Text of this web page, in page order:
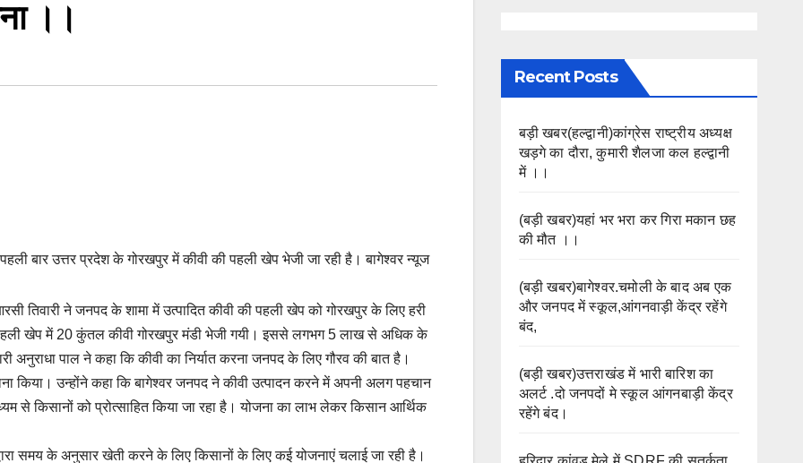
।।
बार उत्तर प्रदेश के गोरखपुर में कीवी की पहली खेप भेजी जा रही है। बागेश्वर न्यूज
तिवारी ने जनपद के शामा में उत्पादित कीवी की पहली खेप को गोरखपुर के लिए हरी
खेप में 20 कुंतल कीवी गोरखपुर मंडी भेजी गयी। इससे लगभग 5 लाख से अधिक के
अनुराधा पाल ने कहा कि कीवी का निर्यात करना जनपद के लिए गौरव की बात है।
किया। उन्होंने कहा कि बागेश्वर जनपद ने कीवी उत्पादन करने में अपनी अलग पहचान
से किसानों को प्रोत्साहित किया जा रहा है। योजना का लाभ लेकर किसान आर्थिक
समय के अनुसार खेती करने के लिए किसानों के लिए कई योजनाएं चलाई जा रही है।
Recent Posts
बड़ी खबर(हल्द्वानी)कांग्रेस राष्ट्रीय अध्यक्ष
खड़गे का दौरा, कुमारी शैलजा कल हल्द्वानी
में ।।
(बड़ी खबर)यहां भर भरा कर गिरा मकान छह
की मौत ।।
(बड़ी खबर)बागेश्वर.चमोली के बाद अब एक
और जनपद में स्कूल,आंगनवाड़ी केंद्र रहेंगे
बंद,
(बड़ी खबर)उत्तराखंड में भारी बारिश का
अलर्ट .दो जनपदों मे स्कूल आंगनबाड़ी केंद्र
रहेंगे बंद।